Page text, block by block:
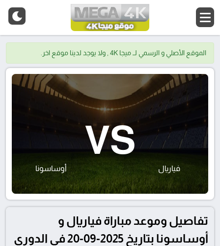
الموقع الأصلي و الرسمي لــ ميجا 4K , ولا يوجد لدينا موقع اخر.
فياريال
VS
أوساسونا
تفاصيل وموعد مباراة فياريال و
أوساسونا بتاريخ 2025-09-20 في الدوري